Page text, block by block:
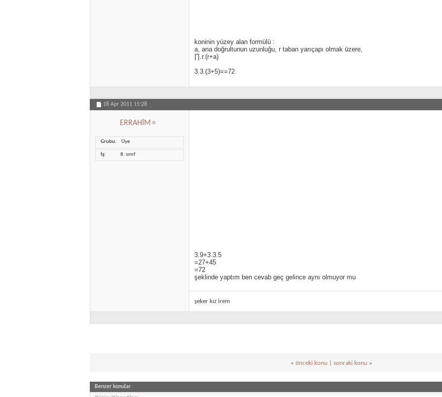
koninin yüzey alan formülü :
a, ana doğrultunun uzunluğu, r taban yarıçapı olmak üzere,
∏.r.(r+a)
3.3.(3+5)==72
18 Apr 2011 15:28
ERRAHİM
Grubu Üye
İş 8. sınıf
3.9+3.3.5
=27+45
=72
şeklinde yaptım ben cevab geç gelince aynı olmuyor mu
şeker kız irem
« önceki konu sonraki konu »
Benzer konular